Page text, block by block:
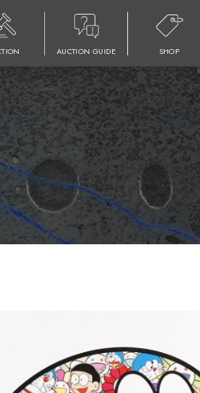
AUCTION GUIDE SHOP
ART AUCTION 018 LOT 248 村上 隆